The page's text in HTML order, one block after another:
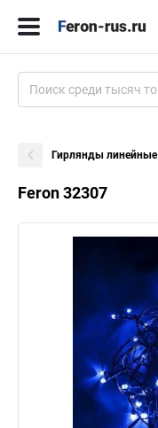
Гирлянды линейные
Feron 32307